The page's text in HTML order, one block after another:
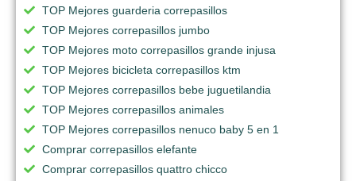
TOP Mejores guarderia correpasillos
TOP Mejores correpasillos jumbo
TOP Mejores moto correpasillos grande injusa
TOP Mejores bicicleta correpasillos ktm
TOP Mejores correpasillos bebe juguetilandia
TOP Mejores correpasillos animales
TOP Mejores correpasillos nenuco baby 5 en 1
Comprar correpasillos elefante
Comprar correpasillos quattro chicco